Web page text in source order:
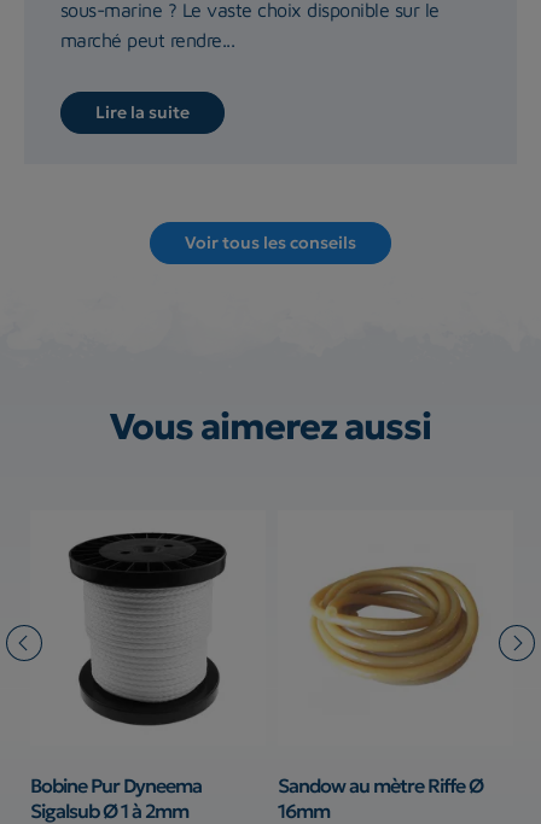
sous-marine ? Le vaste choix disponible sur le
marché peut rendre...
Lire la suite
Voir tous les conseils
Vous aimerez aussi
Bobine Pur Dyneema
Sigalsub Ø 1 à 2mm
Sandow au mètre Riffe Ø
16mm